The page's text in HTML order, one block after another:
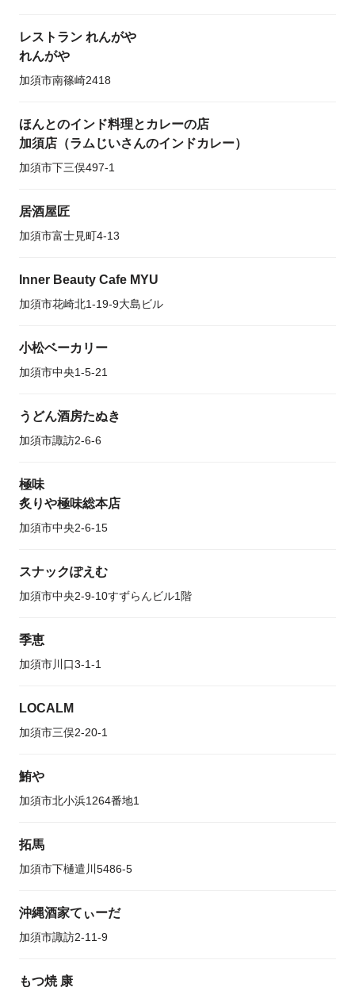
レストラン れんがや
れんがや
加須市南篠崎2418
ほんとのインド料理とカレーの店
加須店（ラムじいさんのインドカレー）
加須市下三俣497-1
居酒屋匠
加須市富士見町4-13
Inner Beauty Cafe MYU
加須市花崎北1-19-9大島ビル
小松ベーカリー
加須市中央1-5-21
うどん酒房たぬき
加須市諏訪2-6-6
極味
炙りや極味総本店
加須市中央2-6-15
スナックぽえむ
加須市中央2-9-10すずらんビル1階
季恵
加須市川口3-1-1
LOCALM
加須市三俣2-20-1
鮪や
加須市北小浜1264番地1
拓馬
加須市下樋遣川5486-5
沖縄酒家てぃーだ
加須市諏訪2-11-9
もつ焼 康